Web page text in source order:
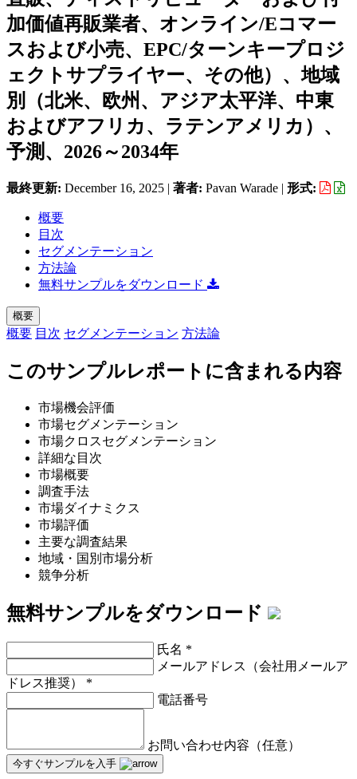
加価値再販業者、オンライン/Eコマー
スおよび小売、EPC/ターンキープロジ
ェクトサプライヤー、その他）、地域
別（北米、欧州、アジア太平洋、中東
およびアフリカ、ラテンアメリカ）、
予測、2026～2034年
最終更新: December 16, 2025 | 著者: Pavan Warade | 形式:
概要
目次
セグメンテーション
方法論
無料サンプルをダウンロード
概要
概要 目次 セグメンテーション 方法論
このサンプルレポートに含まれる内容
市場機会評価
市場セグメンテーション
市場クロスセグメンテーション
詳細な目次
市場概要
調査手法
市場ダイナミクス
市場評価
主要な調査結果
地域・国別市場分析
競争分析
無料サンプルをダウンロード
氏名 *
メールアドレス（会社用メールア
ドレス推奨） *
電話番号
お問い合わせ内容（任意）
今すぐサンプルを入手